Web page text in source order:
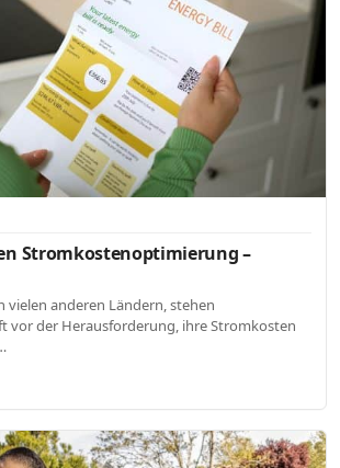
Stromkostenoptimierung –
vielen anderen Ländern, stehen
vor der Herausforderung, ihre Stromkosten